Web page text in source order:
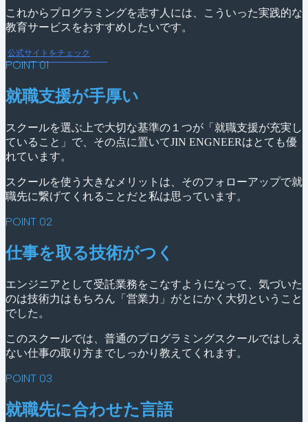
これからプログラミングを志す人には、こういった実践的な
教育サービスをおすすめしたいです。
公式サイトをチェック
POINT 01
就職支援が手厚い
スクールを選ぶ上で大切な基準の１つが「就職支援が充実し
ていること」で
その点に置いてJIN ENGNEERはとても優
れています。
スクールを使う大きなメリットは、そのフォローアップで就
職先に繋げてくれることだと私は思っています。
POINT 02
仕事を取る技術がつく
エンジニアとして受託業務をこなすようになって、気づいた
のは技術力はもちろん「営業力」がとにかく大切ということ
でした。
このスクールでは、普通のプログラミングスクールではしえ
ない仕事の取り方までしっかり教えてくれます。
POINT 03
就職先に合わせた言語